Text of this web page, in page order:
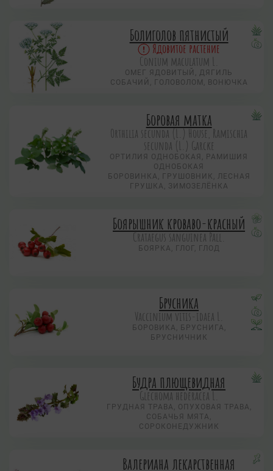
Болиголов пятнистый
Ядовитое растение
Conium maculatum L.
ОМЕГ ЯДОВИТЫЙ, ДЯГИЛЬ
СОБАЧИЙ, ГОЛОВОЛОМ, ВОНЮЧКА
Боровая матка
Orthilia secunda (L.) House, Ramischia
secunda (L.) Garсke
ОРТИЛИЯ ОДНОБОКАЯ, РАМИШИЯ
ОДНОБОКАЯ
БОРОВИНКА, ГРУШОВНИК, ЛЕСНАЯ
ГРУШКА, ЗИМОЗЕЛЁНКА
Боярышник кроваво-красный
Crataegus sanguinea Pall.
БОЯРКА, ГЛОГ, ГЛОД
Брусника
Vaccinium vitis-idaea L.
БОРОВИКА, БРУСНИГА,
БРУСНИЧНИК
Будра плющевидная
Glechoma hederacea L.
ГРУДНАЯ ТРАВА, ОПУХОВАЯ ТРАВА,
СОБАЧЬЯ МЯТА,
СОРОКОНЕДУЖНИК
Валериана лекарственная